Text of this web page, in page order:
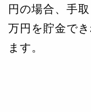
円の場合、手
万円を貯金で
ます。